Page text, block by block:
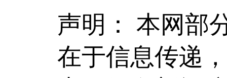
声明： 本网部
在于信息传递